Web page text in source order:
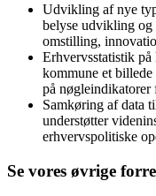
Udvikling af nye
belyse udvikling og
omstilling,
Erhvervsstatistik
kommune et
på
Samkøring af data
understøtter
erhvervspolitiske
Se vores øvrige